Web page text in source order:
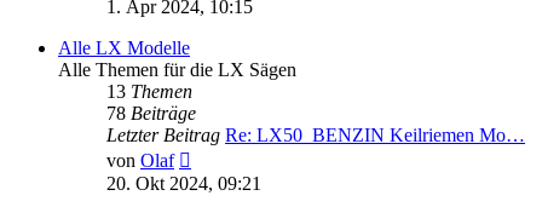
1. Apr 2024, 10:15
Alle LX Modelle
Alle Themen für die LX Sägen
13 Themen
78 Beiträge
Letzter Beitrag Re: LX50_BENZIN Keilriemen Mo…
von Olaf
Beitrag
20. Okt 2024, 09:21